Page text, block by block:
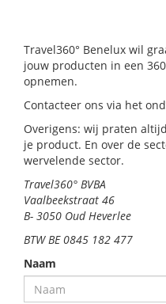
Travel360° Benelux wil
jouw producten in een
opnemen.
Contacteer ons via het
Overigens: wij praten
je product. En over de
wervelende sector.
Travel360° BVBA
Vaalbeekstraat 46
B- 3050 Oud Heverlee
BTW BE 0845 182 477
Naam